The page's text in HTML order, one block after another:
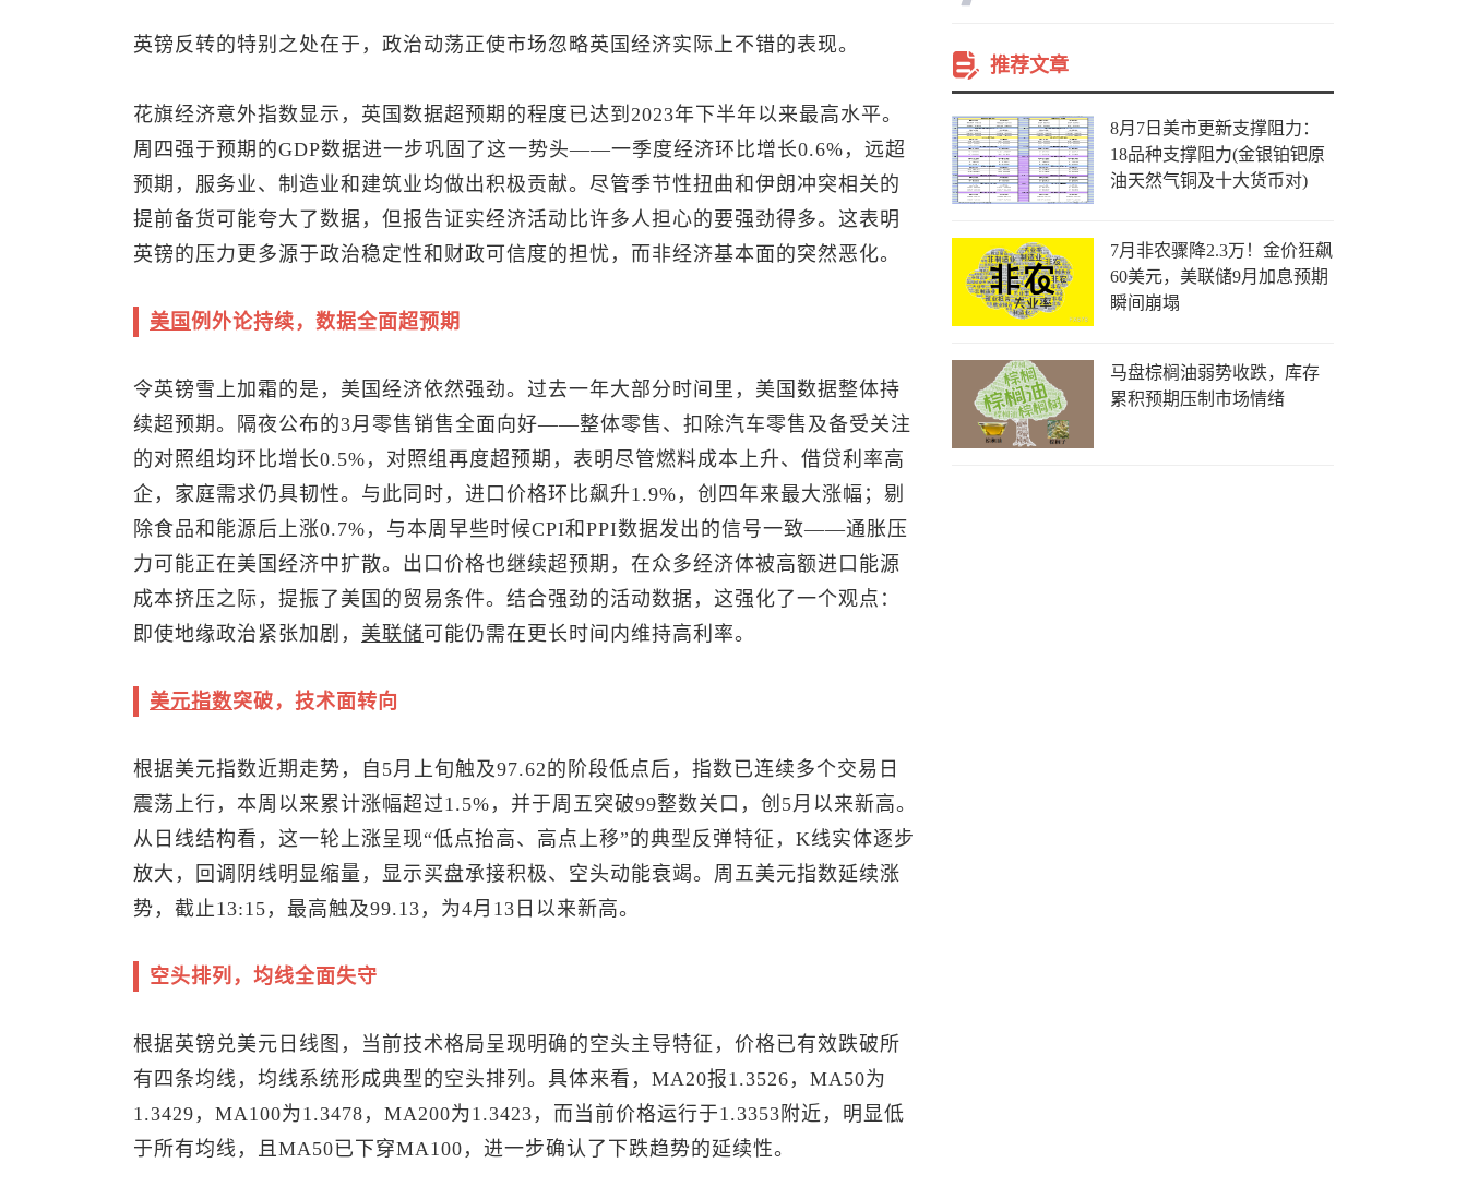
英镑反转的特别之处在于，政治动荡正使市场忽略英国经济实际上不错的表现。
花旗经济意外指数显示，英国数据超预期的程度已达到2023年下半年以来最高水平。
周四强于预期的GDP数据进一步巩固了这一势头——一季度经济环比增长0.6%，远超
预期，服务业、制造业和建筑业均做出积极贡献。尽管季节性扭曲和伊朗冲突相关的
提前备货可能夸大了数据，但报告证实经济活动比许多人担心的要强劲得多。这表明
英镑的压力更多源于政治稳定性和财政可信度的担忧，而非经济基本面的突然恶化。
美国 例外论持续，数据全面超预期
令英镑雪上加霜的是，美国经济依然强劲。过去一年大部分时间里，美国数据整体持
续超预期。隔夜公布的3月零售销售全面向好——整体零售、扣除汽车零售及备受关注
的对照组均环比增长0.5%，对照组再度超预期，表明尽管燃料成本上升、借贷利率高
企，家庭需求仍具韧性。与此同时，进口价格环比飙升1.9%，创四年来最大涨幅；剔
除食品和能源后上涨0.7%，与本周早些时候CPI和PPI数据发出的信号一致——通胀压
力可能正在美国经济中扩散。出口价格也继续超预期，在众多经济体被高额进口能源
成本挤压之际，提振了美国的贸易条件。结合强劲的活动数据，这强化了一个观点：
即使地缘政治紧张加剧， 美联储可能仍需在更长时间内维持高利率。
美元指数突破，技术面转向
根据美元指数近期走势，自5月上旬触及97.62的阶段低点后，指数已连续多个交易日
震荡上行，本周以来累计涨幅超过1.5%，并于周五突破99整数关口，创5月以来新高。
从日线结构看，这一轮上涨呈现“低点抬高、高点上移”的典型反弹特征，K线实体逐步
放大，回调阴线明显缩量，显示买盘承接积极、空头动能衰竭。周五 美元指数延续涨
势，截止13:15，最高触及99.13，为4月13日以来新高。
空头排列，均线全面失守
根据英镑兑美元 日线图，当前技术格局呈现明确的空头主导特征，价格已有效跌破所
有四条均线，均线系统形成典型的空头排列。具体来看，MA20报1.3526，MA50为
1.3429，MA100为1.3478，MA200为1.3423，而当前价格运行于1.3353附近，明显低
于所有均线，且MA50已下穿MA100，进一步确认了下跌趋势的延续性。
推荐文章
8月7日美市更新支撑阻力：
18品种支撑阻力(金银铂钯原
油天然气铜及十大货币对)
7月非农骤降2.3万！金价狂飙
60美元，美联储9月加息预期
瞬间崩塌
马盘棕榈油弱势收跌，库存
累积预期压制市场情绪